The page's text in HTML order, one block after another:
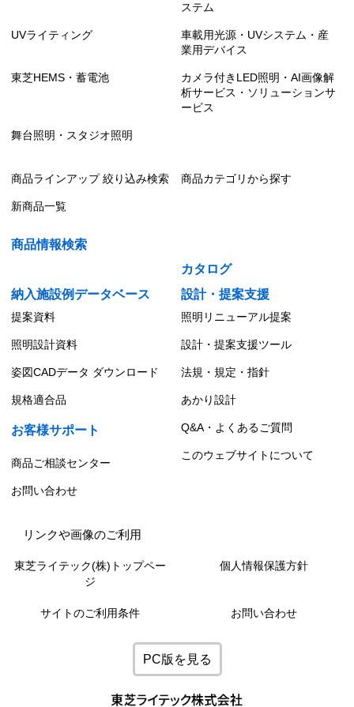
ステム
UVライティング
車載用光源・UVシステム・産
業用デバイス
東芝HEMS・蓄電池
カメラ付きLED照明・AI画像解
析サービス・ソリューションサ
ービス
舞台照明・スタジオ照明
商品ラインアップ 絞り込み検索 商品カテゴリから探す
新商品一覧
商品情報検索
カタログ
納入施設例データベース
設計・提案支援
提案資料 照明リニューアル提案
照明設計資料 設計・提案支援ツール
姿図CADデータ ダウンロード 法規・規定・指針
規格適合品 あかり設計
お客様サポート Q&A・よくあるご質問
商品ご相談センター
このウェブサイトについて
お問い合わせ
リンクや画像のご利用
東芝ライテック(株)トップペー
ジ
個人情報保護方針
サイトのご利用条件 お問い合わせ
PC版を見る